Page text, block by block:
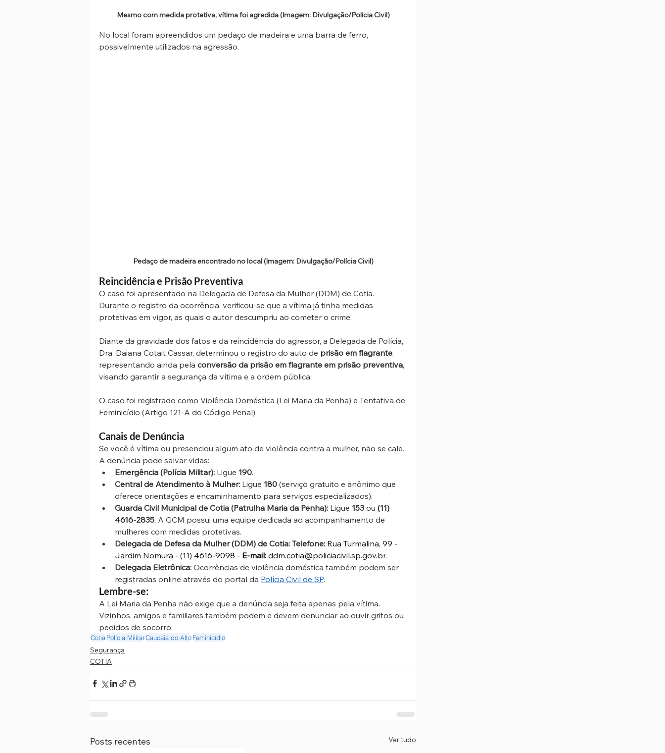
Mesmo com medida protetiva, vítima foi agredida (Imagem: Divulgação/Polícia Civil)
No local foram apreendidos um pedaço de madeira e uma barra de ferro,
possivelmente utilizados na agressão.
Pedaço de madeira encontrado no local (Imagem: Divulgação/Polícia Civil)
Reincidência e Prisão Preventiva
O caso foi apresentado na Delegacia de Defesa da Mulher (DDM) de Cotia.
Durante o registro da ocorrência, verificou-se que a vítima já tinha medidas
protetivas em vigor, as quais o autor descumpriu ao cometer o crime.
Diante da gravidade dos fatos e da reincidência do agressor, a Delegada de Polícia,
Dra. Daiana Cotait Cassar, determinou o registro do auto de prisão em flagrante,
representando ainda pela conversão da prisão em flagrante em prisão preventiva,
visando garantir a segurança da vítima e a ordem pública.
O caso foi registrado como Violência Doméstica (Lei Maria da Penha) e Tentativa de
Feminicídio (Artigo 121-A do Código Penal).
Canais de Denúncia
Se você é vítima ou presenciou algum ato de violência contra a mulher, não se cale.
A denúncia pode salvar vidas:
Emergência (Polícia Militar): Ligue 190.
Central de Atendimento à Mulher: Ligue 180 (serviço gratuito e anônimo que
oferece orientações e encaminhamento para serviços especializados).
Guarda Civil Municipal de Cotia (Patrulha Maria da Penha): Ligue 153 ou (11)
4616-2835. A GCM possui uma equipe dedicada ao acompanhamento de
mulheres com medidas protetivas.
Delegacia de Defesa da Mulher (DDM) de Cotia: Telefone: Rua Turmalina, 99 -
Jardim Nomura - (11) 4616-9098 - E-mail: ddm.cotia@policiacivil.sp.gov.br.
Delegacia Eletrônica: Ocorrências de violência doméstica também podem ser
registradas online através do portal da Polícia Civil de SP.
Lembre-se:
A Lei Maria da Penha não exige que a denúncia seja feita apenas pela vítima.
Vizinhos, amigos e familiares também podem e devem denunciar ao ouvir gritos ou
pedidos de socorro.
CotiaPolícia MilitarCaucaia do AltoFeminicídio
Segurança
COTIA
Posts recentes Ver tudo